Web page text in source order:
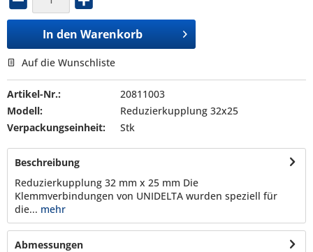
In den Warenkorb
Auf die Wunschliste
Artikel-Nr.:
20811003
Modell:
Reduzierkupplung 32x25
Verpackungseinheit:
Stk
Beschreibung
Reduzierkupplung 32 mm x 25 mm Die
Klemmverbindungen von UNIDELTA wurden speziell für
die... mehr
Abmessungen